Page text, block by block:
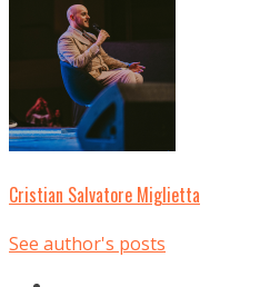
Cristian Salvatore Miglietta
See author's posts